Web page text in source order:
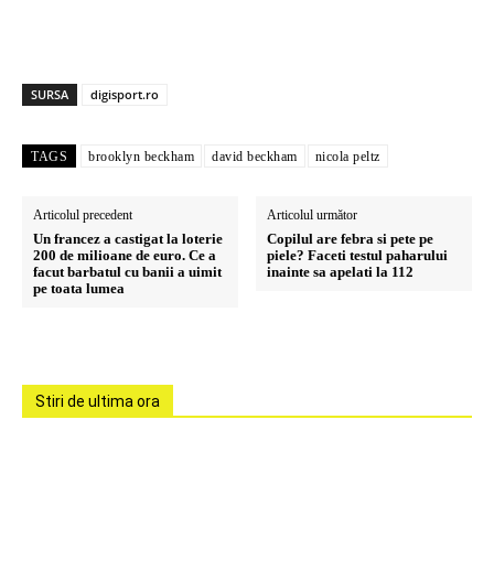
SURSA digisport.ro
TAGS brooklyn beckham david beckham nicola peltz
Articolul precedent
Un francez a castigat la loterie
200 de milioane de euro. Ce a
facut barbatul cu banii a uimit
pe toata lumea
Articolul următor
Copilul are febra si pete pe
piele? Faceti testul paharului
inainte sa apelati la 112
Stiri de ultima ora